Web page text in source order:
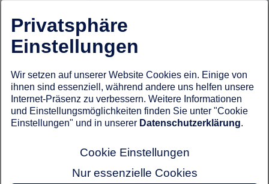
Privatsphäre
Einstellungen
Wir setzen auf unserer Website Cookies ein. Einige von
ihnen sind essenziell, während andere uns helfen unsere
Internet-Präsenz zu verbessern. Weitere Informationen
und Einstellungsmöglichkeiten finden Sie unter "Cookie
Einstellungen" und in unserer Datenschutzerklärung.
Cookie Einstellungen
Nur essenzielle Cookies